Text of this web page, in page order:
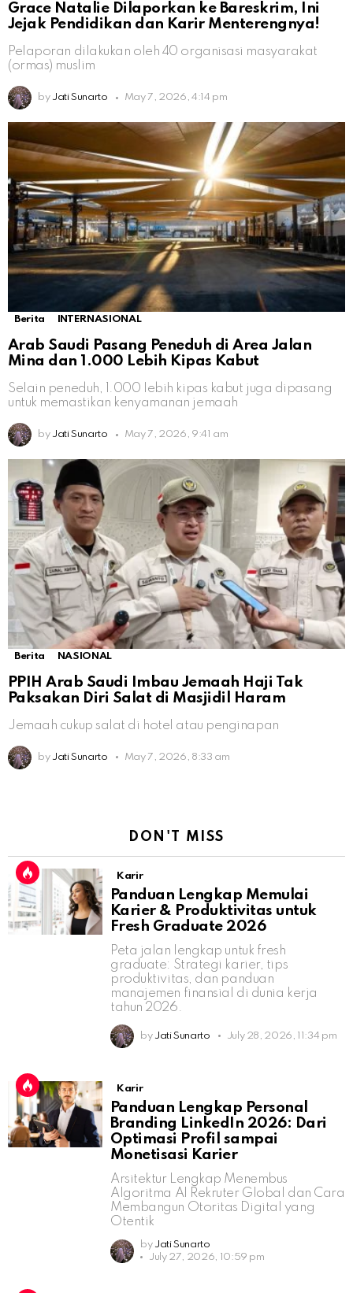
Grace Natalie Dilaporkan ke Bareskrim, Ini
Jejak Pendidikan dan Karir Menterengnya!
Pelaporan dilakukan oleh 40 organisasi masyarakat
(ormas) muslim
by Jati Sunarto May 7, 2026, 4:14 pm
Berita INTERNASIONAL
Arab Saudi Pasang Peneduh di Area Jalan
Mina dan 1.000 Lebih Kipas Kabut
Selain peneduh, 1.000 lebih kipas kabut juga dipasang
untuk memastikan kenyamanan jemaah
by Jati Sunarto May 7, 2026, 9:41 am
Berita NASIONAL
PPIH Arab Saudi Imbau Jemaah Haji Tak
Paksakan Diri Salat di Masjidil Haram
Jemaah cukup salat di hotel atau penginapan
by Jati Sunarto May 7, 2026, 8:33 am
DON'T MISS
Karir
Panduan Lengkap Memulai
Karier & Produktivitas untuk
Fresh Graduate 2026
Peta jalan lengkap untuk fresh
graduate: Strategi karier, tips
produktivitas, dan panduan
manajemen finansial di dunia kerja
tahun 2026.
by Jati Sunarto July 28, 2026, 11:34 pm
Karir
Panduan Lengkap Personal
Branding LinkedIn 2026: Dari
Optimasi Profil sampai
Monetisasi Karier
Arsitektur Lengkap Menembus
Algoritma AI Rekruter Global dan Cara
Membangun Otoritas Digital yang
Otentik
by Jati Sunarto
July 27, 2026, 10:59 pm